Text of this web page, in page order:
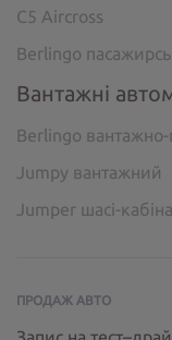
C5 Aircross
Berlingo
Вантажні
Berlingo вантажно-
Jumpy вантажний
Jumper шасі-кабіна
ПРОДАЖ АВТО